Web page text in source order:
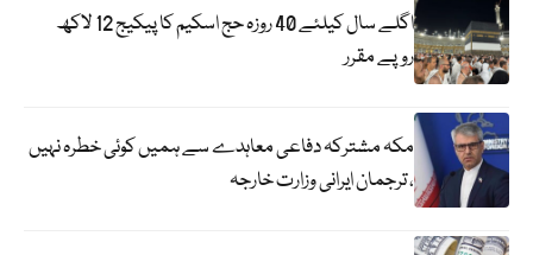
اگلے سال کیلئے 40 روزہ حج اسکیم کا پیکیج 12 لاکھ
روپے مقرر
مکہ مشترکہ دفاعی معاہدے سے ہمیں کوئی خطرہ نہیں
، ترجمان ایرانی وزارت خارجہ